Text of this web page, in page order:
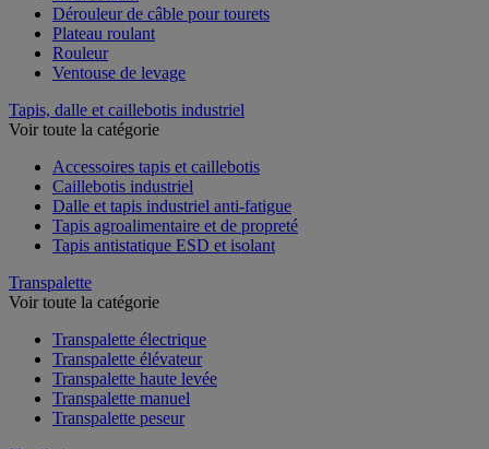
Coin roulant
Dérouleur de câble pour tourets
Plateau roulant
Rouleur
Tapis, dalle et caillebotis industriel
Accessoires tapis et caillebotis
Caillebotis industriel
Dalle et tapis industriel anti-fatigue
Tapis agroalimentaire et de propreté
Transpalette
Transpalette électrique
Transpalette élévateur
Transpalette haute levée
Transpalette manuel